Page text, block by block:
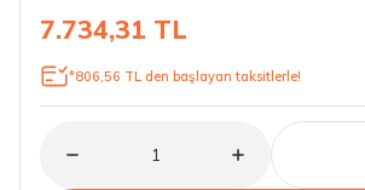
7.734,31 TL
*806,56 TL den başlayan taksitlerle!